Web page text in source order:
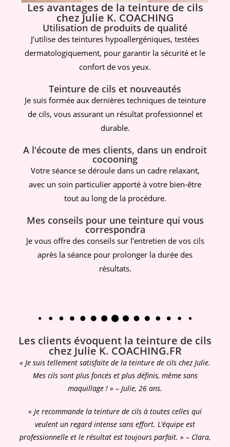
Les avantages de la teinture de cils
chez Julie K. COACHING
Utilisation de produits de qualité
J’utilise des teintures hypoallergéniques, testées
dermatologiquement, pour garantir la sécurité et le
confort de vos yeux.
Teinture de cils et nouveautés
Je suis formée aux dernières techniques de teinture
de cils, vous assurant un résultat professionnel et
durable.
A l'écoute de mes clients, dans un endroit
cocooning
Votre séance se déroule dans un cadre relaxant,
avec un soin particulier apporté à votre bien-être
tout au long de la procédure.
Mes conseils pour une teinture qui vous
correspondra
Je vous offre des conseils sur l’entretien de vos cils
après la séance pour prolonger la durée des
résultats.
Les clients évoquent la teinture de cils
chez Julie K. COACHING.FR​
« Je suis tellement satisfaite de la teinture de cils chez Julie.
Mes cils sont plus foncés et plus définis, même sans
maquillage ! » – Julie, 26 ans.
« Je recommande la teinture de cils à toutes celles qui
veulent un regard intense sans effort. L’équipe est
professionnelle et le résultat est toujours parfait. » – Clara,